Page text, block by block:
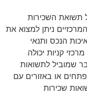
תשואת השכירות
ניתן למצוא את
הנכס ותנאי
קניות יכולה
שמוביל לתשואות
או באזורים עם
שכירות